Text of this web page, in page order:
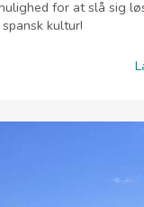
for at slå sig
kultur!